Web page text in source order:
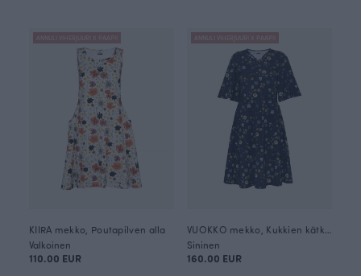
ANNULI VIHERJUURI X PAAPII
KIIRA mekko, Poutapilven alla
Valkoinen
110.00 EUR
ANNULI VIHERJUURI X PAAPII
Sininen
160.00 EUR